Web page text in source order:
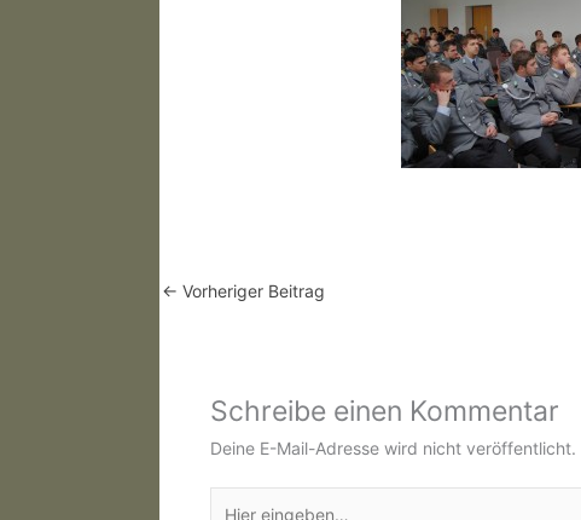
← Vorheriger Beitrag
Schreibe einen Kommentar
Deine E-Mail-Adresse wird nicht veröffentlicht.